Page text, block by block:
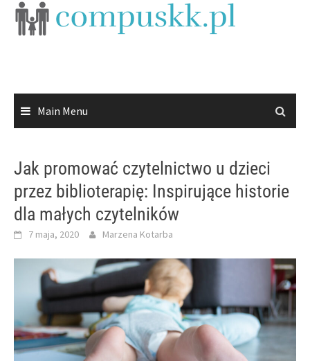
Skip
Main Menu
Jak promować czytelnictwo u dzieci
przez biblioterapię: Inspirujące historie
dla małych czytelników
7 maja, 2020 Marzena Kotarba